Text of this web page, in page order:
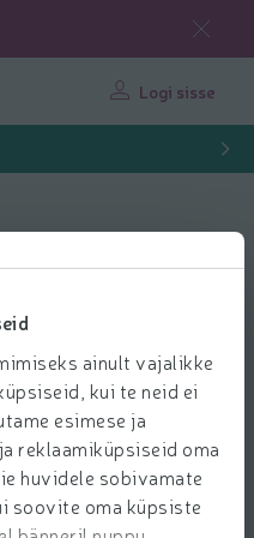
ainult vajalikke
kui te neid ei
esimese ja
reklaamiküpsiseid oma
huvidele sobivamate
soovite oma küpsiste
Logi sisse